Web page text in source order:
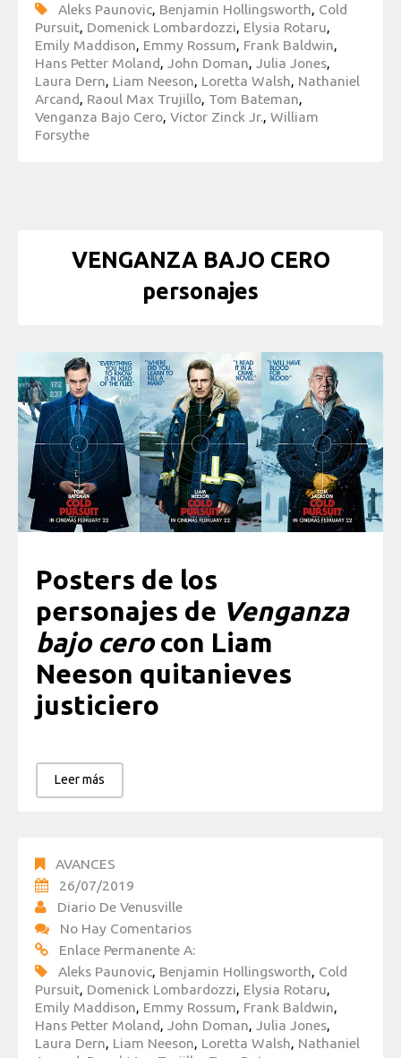
Aleks Paunovic, Benjamin Hollingsworth, Cold
Pursuit, Domenick Lombardozzi, Elysia Rotaru,
Emily Maddison, Emmy Rossum, Frank Baldwin,
Hans Petter Moland, John Doman, Julia Jones,
Laura Dern, Liam Neeson, Loretta Walsh, Nathaniel
Arcand, Raoul Max Trujillo, Tom Bateman,
Venganza Bajo Cero, Victor Zinck Jr., William
Forsythe
VENGANZA BAJO CERO
personajes
Posters de los
personajes de Venganza
bajo cerocon Liam
Neeson quitanieves
justiciero
Leer más
AVANCES
26/07/2019
Diario De Venusville
No Hay Comentarios
Enlace Permanente A:
Aleks Paunovic, Benjamin Hollingsworth, Cold
Pursuit, Domenick Lombardozzi, Elysia Rotaru,
Emily Maddison, Emmy Rossum, Frank Baldwin,
Hans Petter Moland, John Doman, Julia Jones,
Laura Dern, Liam Neeson, Loretta Walsh, Nathaniel